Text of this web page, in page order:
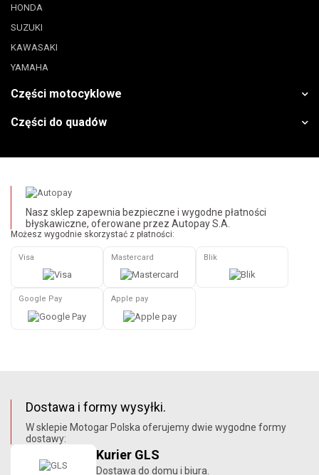
HONDA
SUZUKI
KAWASAKI
YAMAHA
Części motocyklowe
Części do quadów
Nasz sklep zapewnia bezpieczne i wygodne płatności
błyskawiczne, oferowane przez Autopay S.A.
Możesz wygodnie skorzystać z płatności:
Visa Mastercard Blik
Google Pay Apple pay
Dostawa i formy wysyłki.
W sklepie Motogar Polska oferujemy dwie wygodne formy
dostawy:
Kurier GLS
Dostawa do domu i biura.